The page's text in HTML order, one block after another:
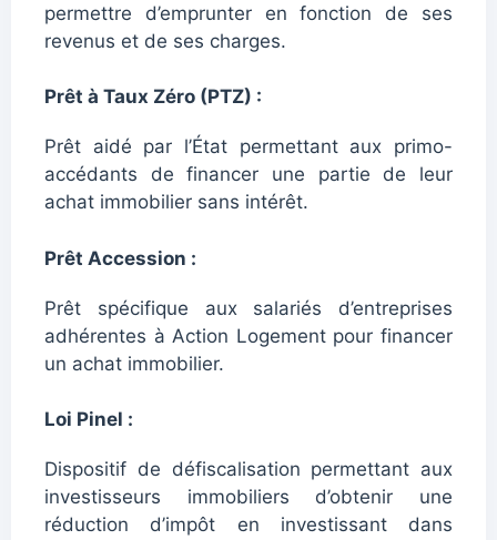
permettre d’emprunter en fonction de ses
revenus et de ses charges.
Prêt à Taux Zéro (PTZ) :
Prêt aidé par l’État permettant aux primo-
accédants de financer une partie de leur
achat immobilier sans intérêt.
Prêt Accession :
Prêt spécifique aux salariés d’entreprises
adhérentes à Action Logement pour financer
un achat immobilier.
Loi Pinel :
Dispositif de défiscalisation permettant aux
investisseurs immobiliers d’obtenir une
réduction d’impôt en investissant dans